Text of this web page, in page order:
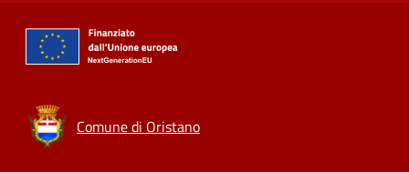
Comune di Oristano